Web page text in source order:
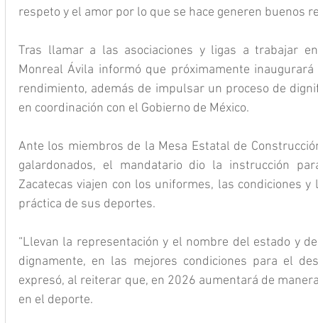
respeto y el amor por lo que se hace generen buenos
Tras llamar a las asociaciones y ligas a trabajar
Monreal Ávila informó que próximamente
rendimiento, además de impulsar un proceso de
en coordinación con el Gobierno de México.
Ante los miembros de la Mesa Estatal de
galardonados, el mandatario dio la instrucción
Zacatecas viajen con los uniformes, las condiciones
práctica de sus deportes.
“Llevan la representación y el nombre del estado y
dignamente, en las mejores condiciones para el
expresó, al reiterar que, en 2026 aumentará de
en el deporte.